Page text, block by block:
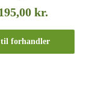
kr.
forhandler